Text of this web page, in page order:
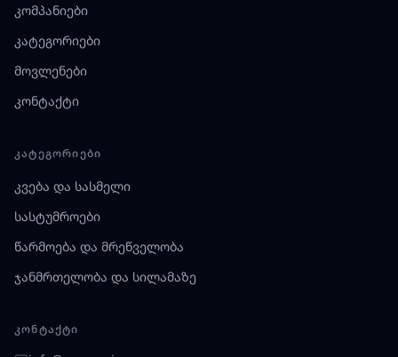
კომპანიები
კატეგორიები
მოვლენები
კონტაქტი
ᲙᲐᲢᲔᲒᲝᲠᲘᲔᲑᲘ
კვება და სასმელი
სასტუმროები
წარმოება და მრეწველობა
ჯანმრთელობა და სილამაზე
ᲙᲝᲜᲢᲐᲥᲢᲘ